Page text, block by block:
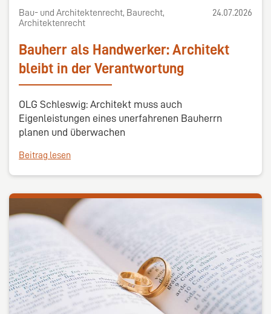
Bau- und Architektenrecht, Baurecht,
Architektenrecht
24.07.2026
Bauherr als Handwerker: Architekt
bleibt in der Verantwortung
OLG Schleswig: Architekt muss auch
Eigenleistungen eines unerfahrenen Bauherrn
planen und überwachen
Beitrag lesen